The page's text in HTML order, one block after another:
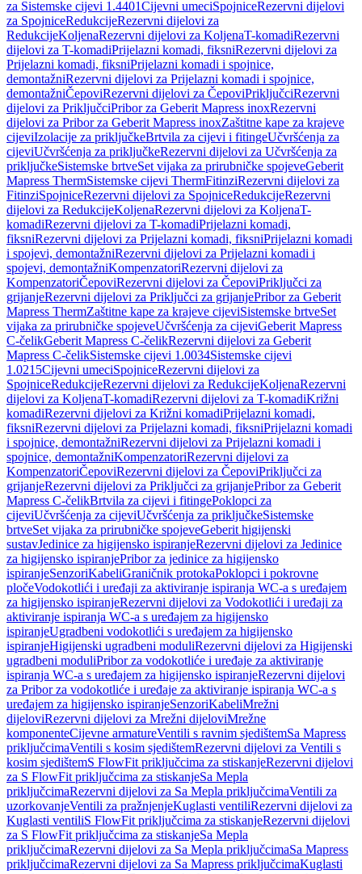
za Sistemske cijevi 1.4401Cijevni umeciSpojniceRezervni dijelovi
za SpojniceRedukcijeRezervni dijelovi za
RedukcijeKoljenaRezervni dijelovi za KoljenaT-komadiRezervni
dijelovi za T-komadiPrijelazni komadi, fiksniRezervni dijelovi za
Prijelazni komadi, fiksniPrijelazni komadi i spojnice,
demontažniRezervni dijelovi za Prijelazni komadi i spojnice,
demontažniČepoviRezervni dijelovi za ČepoviPriključciRezervni
dijelovi za PriključciPribor za Geberit Mapress inoxRezervni
dijelovi za Pribor za Geberit Mapress inoxZaštitne kape za krajeve
cijeviIzolacije za priključkeBrtvila za cijevi i fitingeUčvršćenja za
cijeviUčvršćenja za priključkeRezervni dijelovi za Učvršćenja za
priključkeSistemske brtveSet vijaka za prirubničke spojeveGeberit
Mapress ThermSistemske cijevi ThermFitinziRezervni dijelovi za
FitinziSpojniceRezervni dijelovi za SpojniceRedukcijeRezervni
dijelovi za RedukcijeKoljenaRezervni dijelovi za KoljenaT-
komadiRezervni dijelovi za T-komadiPrijelazni komadi,
fiksniRezervni dijelovi za Prijelazni komadi, fiksniPrijelazni komadi
i spojevi, demontažniRezervni dijelovi za Prijelazni komadi i
spojevi, demontažniKompenzatoriRezervni dijelovi za
KompenzatoriČepoviRezervni dijelovi za ČepoviPriključci za
grijanjeRezervni dijelovi za Priključci za grijanjePribor za Geberit
Mapress ThermZaštitne kape za krajeve cijeviSistemske brtveSet
vijaka za prirubničke spojeveUčvršćenja za cijeviGeberit Mapress
C-čelikGeberit Mapress C-čelikRezervni dijelovi za Geberit
Mapress C-čelikSistemske cijevi 1.0034Sistemske cijevi
1.0215Cijevni umeciSpojniceRezervni dijelovi za
SpojniceRedukcijeRezervni dijelovi za RedukcijeKoljenaRezervni
dijelovi za KoljenaT-komadiRezervni dijelovi za T-komadiKrižni
komadiRezervni dijelovi za Križni komadiPrijelazni komadi,
fiksniRezervni dijelovi za Prijelazni komadi, fiksniPrijelazni komadi
i spojnice, demontažniRezervni dijelovi za Prijelazni komadi i
spojnice, demontažniKompenzatoriRezervni dijelovi za
KompenzatoriČepoviRezervni dijelovi za ČepoviPriključci za
grijanjeRezervni dijelovi za Priključci za grijanjePribor za Geberit
Mapress C-čelikBrtvila za cijevi i fitingePoklopci za
cijeviUčvršćenja za cijeviUčvršćenja za priključkeSistemske
brtveSet vijaka za prirubničke spojeveGeberit higijenski
sustavJedinice za higijensko ispiranjeRezervni dijelovi za Jedinice
za higijensko ispiranjePribor za jedinice za higijensko
ispiranjeSenzoriKabeliGraničnik protokaPoklopci i pokrovne
pločeVodokotlići i uređaji za aktiviranje ispiranja WC-a s uređajem
za higijensko ispiranjeRezervni dijelovi za Vodokotlići i uređaji za
aktiviranje ispiranja WC-a s uređajem za higijensko
ispiranjeUgradbeni vodokotlići s uređajem za higijensko
ispiranjeHigijenski ugradbeni moduliRezervni dijelovi za Higijenski
ugradbeni moduliPribor za vodokotliće i uređaje za aktiviranje
ispiranja WC-a s uređajem za higijensko ispiranjeRezervni dijelovi
za Pribor za vodokotliće i uređaje za aktiviranje ispiranja WC-a s
uređajem za higijensko ispiranjeSenzoriKabeliMrežni
dijeloviRezervni dijelovi za Mrežni dijeloviMrežne
komponenteCijevne armatureVentili s ravnim sjedištemSa Mapress
priključcimaVentili s kosim sjedištemRezervni dijelovi za Ventili s
kosim sjedištemS FlowFit priključcima za stiskanjeRezervni dijelovi
za S FlowFit priključcima za stiskanjeSa Mepla
priključcimaRezervni dijelovi za Sa Mepla priključcimaVentili za
uzorkovanjeVentili za pražnjenjeKuglasti ventiliRezervni dijelovi za
Kuglasti ventiliS FlowFit priključcima za stiskanjeRezervni dijelovi
za S FlowFit priključcima za stiskanjeSa Mepla
priključcimaRezervni dijelovi za Sa Mepla priključcimaSa Mapress
priključcimaRezervni dijelovi za Sa Mapress priključcimaKuglasti